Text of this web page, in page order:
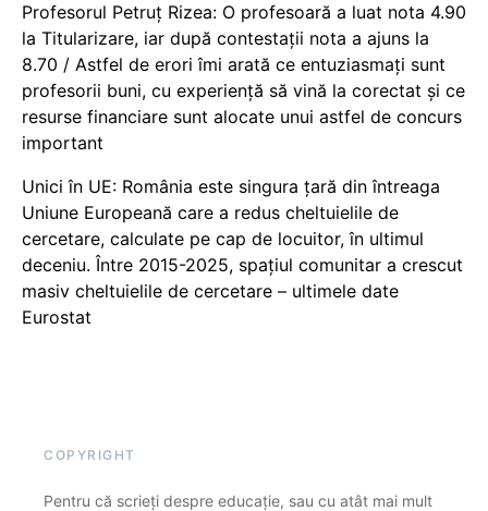
Profesorul Petruț Rizea: O profesoară a luat nota 4.90
la Titularizare, iar după contestații nota a ajuns la
8.70 / Astfel de erori îmi arată ce entuziasmați sunt
profesorii buni, cu experiență să vină la corectat și ce
resurse financiare sunt alocate unui astfel de concurs
important
Unici în UE: România este singura țară din întreaga
Uniune Europeană care a redus cheltuielile de
cercetare, calculate pe cap de locuitor, în ultimul
deceniu. Între 2015-2025, spațiul comunitar a crescut
masiv cheltuielile de cercetare – ultimele date
Eurostat
COPYRIGHT
Pentru că scrieți despre educație, sau cu atât mai mult